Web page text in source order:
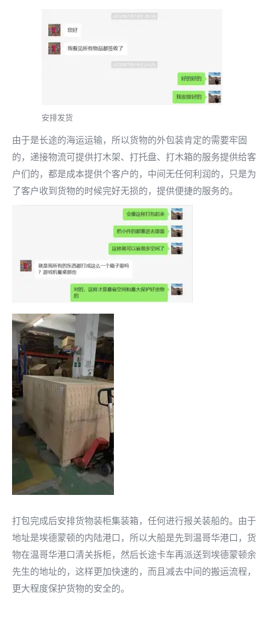
安排发货
由于是长途的海运运输，所以货物的外包装肯定的需要牢固
的，递接物流可提供打木架、打托盘、打木箱的服务提供给客
户们的，都是成本提供个客户的，中间无任何利润的，只是为
了客户收到货物的时候完好无损的，提供便捷的服务的。
打包完成后安排货物装柜集装箱，任何进行报关装船的。由于
地址是埃德蒙顿的内陆港口，所以大船是先到温哥华港口，货
物在温哥华港口清关拆柜，然后长途卡车再派送到埃德蒙顿余
先生的地址的，这样更加快速的，而且减去中间的搬运流程，
更大程度保护货物的安全的。